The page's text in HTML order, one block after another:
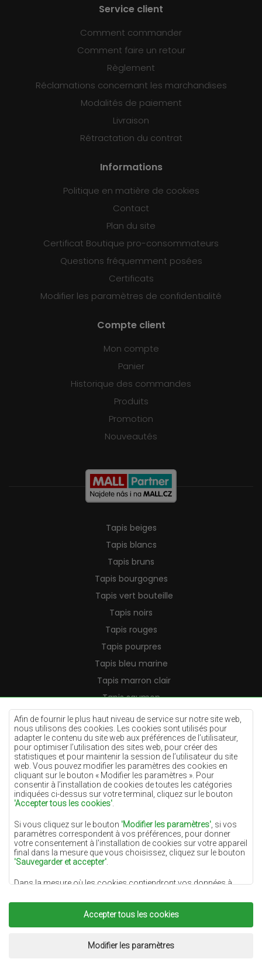
Afin de fournir le plus haut niveau de service sur notre site web,
nous utilisons des cookies. Les cookies sont utilisés pour
adapter le contenu du site web aux préférences de l’utilisateur,
pour optimiser l’utilisation des sites web, pour créer des
statistiques et pour maintenir la session de l’utilisateur du site
web. Vous pouvez modifier les paramètres des cookies en
cliquant sur le bouton « Modifier les paramètres ». Pour
consentir à l’installation de cookies de toutes les catégories
indiquées ci-dessus sur votre terminal, cliquez sur le bouton
'Accepter tous les cookies'
Si vous cliquez sur le bouton 'Modifier les paramètres' , si vos
paramètres correspondent à vos préférences, pour donner
votre consentement à l'installation de cookies sur votre appareil
final dans la mesure que vous choisissez, cliquez sur le bouton
'Sauvegarder et accepter'
Dans la mesure où les cookies contiendront vos données à
du responsable du traitement des données (DYWANYCHEMEX)
ou de tiers sous la forme de la fourniture de services de haute
qualité sur notre site Web et des activités de marketing du
responsable du traitement des données et de ses Partenaires de
Accepter tous les cookies
Modifier les paramètres
Service client
Comment commander
Comment faire un retour
Règlement
Réclamations concernant les marchandises
Modalités de paiement
Livraison
Rétractation du contrat
Informations
Politique en matière de cookies
Contact
Plan du site
Certificat Boutique pro-consommateurs
Questions fréquemment posées
Certificats
Modifier les paramètres de confidentialité
Compte client
Mon compte
Panier
Historique des commandes
Produits
Promotion
Nouveautés
Tapis beiges
Tapis blancs
Tapis bruns
Tapis bourgognes
Tapis vert bouteille
Tapis noirs
Tapis rouges
Tapis pourpres
Tapis bleu marine
Tapis marron clair
Tapis saumon
Tapis crème
Tapis lilas
Tapis jaunes
Tapis menthe
Tapis bleus
Tapis oranges
Tapis gris
Tapis terre cuite
Tapis dorés
Réalisation:www.dimax.pl